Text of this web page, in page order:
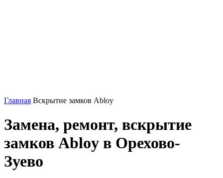
Главная Вскрытие замков Abloy
Замена, ремонт, вскрытие
замков Abloy в Орехово-
Зуево